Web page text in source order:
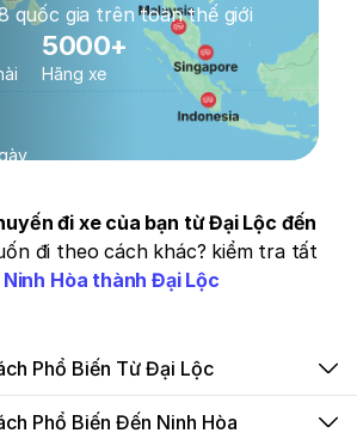
quốc gia trên toàn thế giới
5000+
Hãng xe
đi xe của bạn từ Đại Lộc đến
đi theo cách khác? kiểm tra tất
Ninh Hòa thành Đại Lộc
Phổ Biến Từ Đại Lộc
Phổ Biến Đến Ninh Hòa